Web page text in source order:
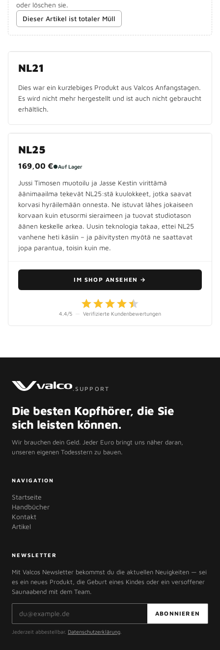
oder löschen sie.
Dieser Artikel ist totaler Müll
NL21
Dies war ein kurzlebiges Produkt aus Valcos Anfangstagen.
Es wird nicht mehr hergestellt und ist auch nicht gebraucht
erhältlich.
NL25
169,00 €●Auf Lager
Jussi Timosen muotoilu ja Jasse Kestin virittämä
äänimaailma tekevät NL25:stä kuulokkeet, jotka saavat
korvasi hyräilemään onnesta. Ne istuvat lähes jokaiseen
korvaan kuin etusormi sieraimeen ja tuovat studiotason
äänen keskelle arkea. Uusin teknologia takaa, ettei NL25
vanhene heti käsiin – ja päivitysten myötä ne saattavat
jopa parantua, toisin kuin me.
IM SHOP ANSEHEN →
4.4/5 — Verifizierte Kundenbewertungen
.SUPPORT
Die besten Kopfhörer, die Sie
sich leisten können.
Wir brauchen dein Geld. Jeder Euro bringt uns näher daran,
unseren eigenen Todesstern zu bauen.
NAVIGATION
Startseite
Handbücher
Kontakt
Artikel
NEWSLETTER
Mit Valcos Newsletter bekommst du die aktuellen Neuigkeiten — sei
es ein neues Produkt, die Geburt eines Kindes oder ein versoffener
Saunaabend mit dem Team.
E-Mail-Adresse ABONNIEREN
Jederzeit abbestellbar. Datenschutzerklärung